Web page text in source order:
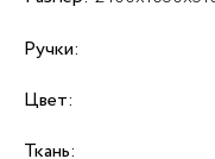
Ручки:
Цвет:
Ткань: